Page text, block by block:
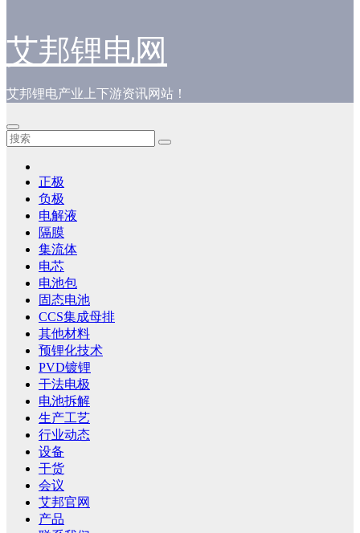
艾邦锂电网
艾邦锂电产业上下游资讯网站！
正极
负极
电解液
隔膜
集流体
电芯
电池包
固态电池
CCS集成母排
其他材料
预锂化技术
PVD镀锂
干法电极
电池拆解
生产工艺
行业动态
设备
干货
会议
艾邦官网
产品